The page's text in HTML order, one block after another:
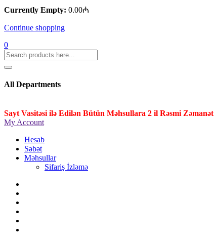
Currently Empty: 0.00₼
Continue shopping
0
All Departments
Sayt Vasitəsi ilə Edilən Bütün Məhsullara 2 il Rəsmi Zəmanət
My Account
Hesab
Səbət
Məhsullar
Sifariş İzləmə